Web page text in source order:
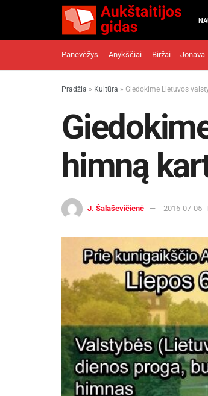
Panevėžys Anykščiai Biržai Jonava
Pradžia » Kultūra » Giedokime Lietuvos
himną
J. Šalaševičienė 2016-07-05